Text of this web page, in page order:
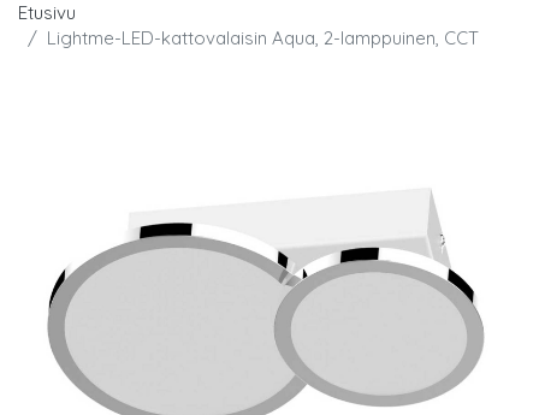
Etusivu
Lightme-LED-kattovalaisin Aqua, 2-lamppuinen, CCT